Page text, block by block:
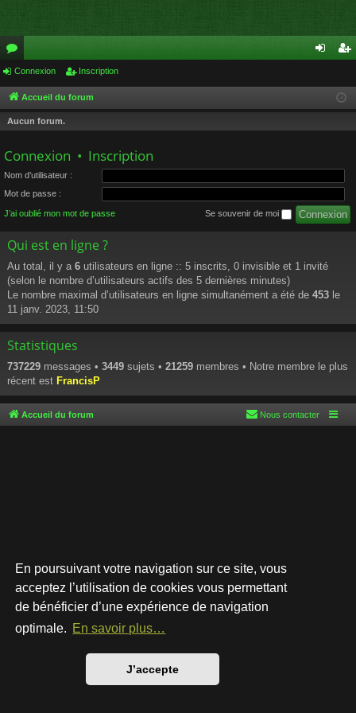
En poursuivant votre navigation sur ce site, vous
acceptez l’utilisation de cookies vous permettant
de bénéficier d’une expérience de navigation
optimale. En savoir plus…
J’accepte
or
u
m
cri
Connexion Inscription
Accueil du forum
Aucun forum.
Connexion • Inscription
Nom d’utilisateur :
Mot de passe :
J’ai oublié mon mot de passe Se souvenir de moi
Qui est en ligne ?
Au total, il y a 6 utilisateurs en ligne :: 5 inscrits, 0 invisible et 1 invité
(selon le nombre d’utilisateurs actifs des 5 dernières minutes)
Le nombre maximal d’utilisateurs en ligne simultanément a été de 453 le
11 janv. 2023, 11:50
Statistiques
737229 messages • 3449 sujets • 21259 membres • Notre membre le plus
récent est FrancisP
Accueil du forum Nous contacter
Développé parphpBB® Forum Software © phpBB Limited
Style par
Traduction française officielle